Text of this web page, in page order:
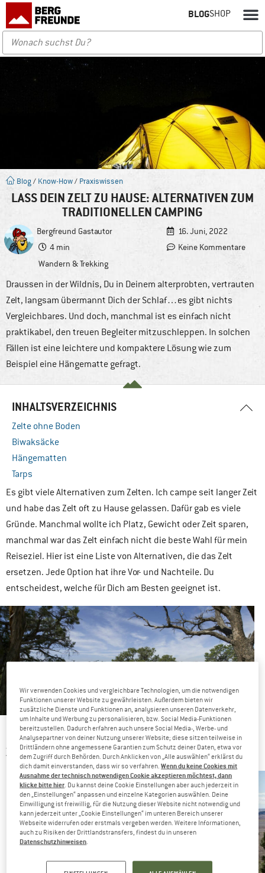
BLOGSHOP
Blog / Know-How/ Praxiswissen
LASS DEIN ZELT ZU HAUSE: ALTERNATIVEN ZUM
TRADITIONELLEN CAMPING
Bergfreund Gastautor
16. Juni, 2022
4 min
Keine Kommentare
Wandern & Trekking
Draussen in der Wildnis, Du in Deinem alterprobten, vertrauten
Zelt, langsam übermannt Dich der Schlaf…es gibt nichts
Vergleichbares. Und doch, manchmal ist es einfach nicht
praktikabel, den treuen Begleiter mitzuschleppen. In solchen
Fällen ist eine leichtere und kompaktere Lösung wie zum
Beispiel eine Hängematte gefragt.
INHALTSVERZEICHNIS
Zelte ohne Boden
Biwaksäcke
Hängematten
Tarps
Es gibt viele Alternativen zum Zelten. Ich campe seit langer Zeit
und habe das Zelt oft zu Hause gelassen. Dafür gab es viele
Gründe. Manchmal wollte ich Platz, Gewicht oder Zeit sparen,
manchmal war das Zelt einfach nicht die beste Wahl für mein
Reiseziel. Hier ist eine Liste von Alternativen, die das Zelt
ersetzen. Jede Option hat ihre Vor- und Nachteile. Du
entscheidest, welche für Dich am Besten geeignet ist.
Wenn es mal etwas anderes als das Zelt sein soll
ZELTE OHNE BODEN
Wir verwenden Cookies und vergleichbare Technologien, um die notwendigen
Funktionen unserer Website zu gewährleisten. Außerdem bieten wir
zusätzliche Dienste und Funktionen an, analysieren unseren Datenverkehr,
um Inhalte und Werbung zu personalisieren, bzw. Social Media-Funktionen
bereitzustellen. Dadurch erfahren auch unsere Social Media-, Werbe- und
Analysepartner von deiner Nutzung unserer Website; diese sitzen teilweise in
Drittländern ohne angemessene Garantien zum Schutz deiner Daten, etwa vor
dem Zugriff durch Behörden. Durch Anklicken von „Alle auswählen“ erklärst du
dich damit einverstanden, dass wir so verfahren.Wenn du keine Cookies mit
Ausnahme der technisch notwendigen Cookie akzeptieren möchtest, dann
klicke bitte hier . Du kannst deine Cookie Einstellungen aber auch jederzeit in
den „Einstellungen“ anpassen und einzelne Kategorien auswählen. Deine
Einwilligung ist freiwillig, für die Nutzung dieser Website nicht notwendig und
kann jederzeit unter „Cookie Einstellungen“ im unteren Bereich unserer
Webseite widerrufen oder erstmals vergeben werden. Weitere Informationen,
auch zu Risiken der Drittlandstransfers, findest du in unseren
Datenschutzhinweisen